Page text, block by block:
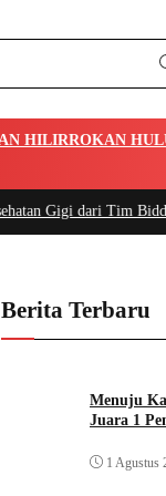
HILIRROKAN
Gigi dari Tim
Berita Terbaru
Menuju
Juara 1
1 Agustus